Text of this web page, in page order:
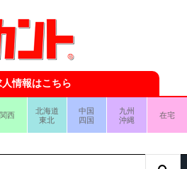
情報はこちら
関西
北海道
東北
中国
四国
九州
沖縄
在宅